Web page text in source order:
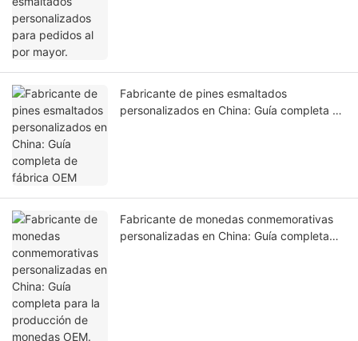
Fabricante de pines esmaltados
personalizados en China: Guía completa de
Fabricante de monedas conmemorativas
personalizadas en China: Guía completa